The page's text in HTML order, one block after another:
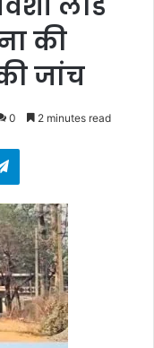
की
जांच
0 2 minutes read
Telegram